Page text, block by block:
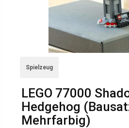
Spielzeug
LEGO 77000
Hedgehog
Mehrfarbig)